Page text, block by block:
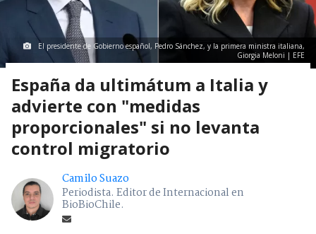
El presidente de Gobierno español, Pedro Sánchez, y la primera ministra italiana,
Giorgia Meloni | EFE
España da ultimátum a Italia y
advierte con "medidas
proporcionales" si no levanta
control migratorio
Camilo Suazo
Periodista. Editor de Internacional en
BioBioChile.